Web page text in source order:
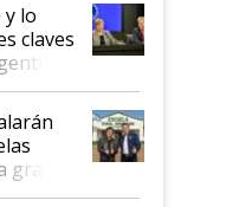
y lo
claves